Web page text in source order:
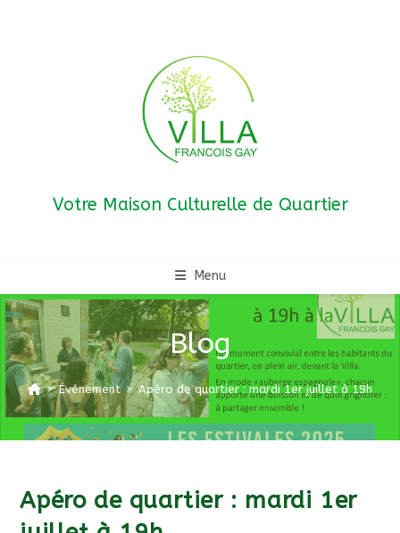
Votre Maison Culturelle de Quartier
Menu
Blog
> Événement > Apéro de quartier : mardi 1er juillet à 19h
Apéro de quartier : mardi 1er